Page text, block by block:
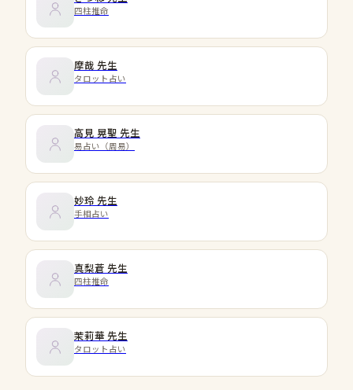
四柱推命
摩哉 先生
タロット占い
高見 晃聖 先生
易占い（周易）
妙玲 先生
手相占い
真梨蒼 先生
四柱推命
茉莉華 先生
タロット占い